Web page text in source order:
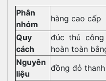
Phân
nhóm
hàng cao cấp
Quy
cách
đúc thủ
hoàn toàn
Nguyên
liệu
đồng đỏ